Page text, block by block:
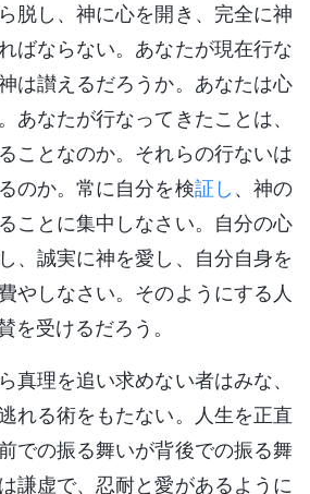
脱し、神に心を開き、完全に神
ばならない。あなたが現在行な
は讃えるだろうか。あなたは心
あなたが行なってきたことは、
ことなのか。それらの行ないは
のか。常に自分を検証し 、神の
ことに集中しなさい。自分の心
、誠実に神を愛し、自分自身を
やしなさい。そのようにする人
を受けるだろう。
真理を追い求めない者はみな、
れる術をもたない。人生を正直
での振る舞いが背後での振る舞
謙虚で、忍耐と愛があるように